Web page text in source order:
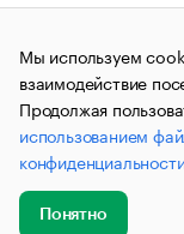
Правовая
© АО
и материалы
связи,
коммуникаций
№ФС77-63848)
публикации могут
не
до 18 лет.
Мы используем
взаимодействие
Продолжая
использованием
Понятно